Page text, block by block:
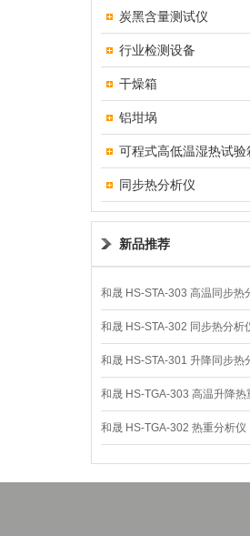
炭黑含量测试仪
行业检测设备
干燥箱
铝坩埚
可程式高低温湿热试验
同步热分析仪
新品推荐
和晟 HS-STA-303 高温同步热
和晟 HS-STA-302 同步热分析
和晟 HS-STA-301 升降同步热
和晟 HS-TGA-303 高温升降热
和晟 HS-TGA-302 热重分析仪